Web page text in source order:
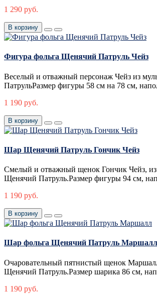
1 290 руб.
В корзину
Фигура фольга Щенячий Патруль Чейз
Веселый и отважный персонаж Чейз из
ПатрульРазмер фигуры 58 см на 78 см,
1 190 руб.
В корзину
Шар Щенячий Патруль Гончик Чейз
Смелый и отважный щенок Гончик Чейз, из
Щенячий Патруль.Размер фигуры 94 см,
1 190 руб.
В корзину
Шар фольга Щенячий Патруль Маршалл
Очаровательный пятнистый щенок
Щенячий Патруль.Размер шарика 86 см,
1 190 руб.